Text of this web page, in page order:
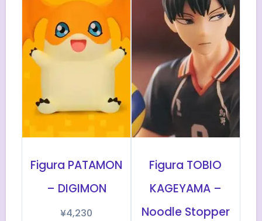
Figura PATAMON
– DIGIMON
¥4,230
Figura TOBIO
KAGEYAMA –
Noodle Stopper